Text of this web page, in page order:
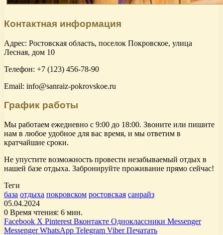
Контактная информация
Адрес: Ростовская область, поселок Покровское, улица
Лесная, дом 10
Телефон: +7 (123) 456-78-90
Email: info@sanraiz-pokrovskoe.ru
График работы
Мы работаем ежедневно с 9:00 до 18:00. Звоните или пишите
нам в любое удобное для вас время, и мы ответим в
кратчайшие сроки.
Не упустите возможность провести незабываемый отдых в
нашей базе отдыха. Забронируйте проживание прямо сейчас!
Теги
база отдыха покровском ростовская санрайз
05.04.2024
0 Время чтения: 6 мин.
Facebook X Pinterest Вконтакте Одноклассники Messenger
Messenger WhatsApp Telegram Viber Печатать